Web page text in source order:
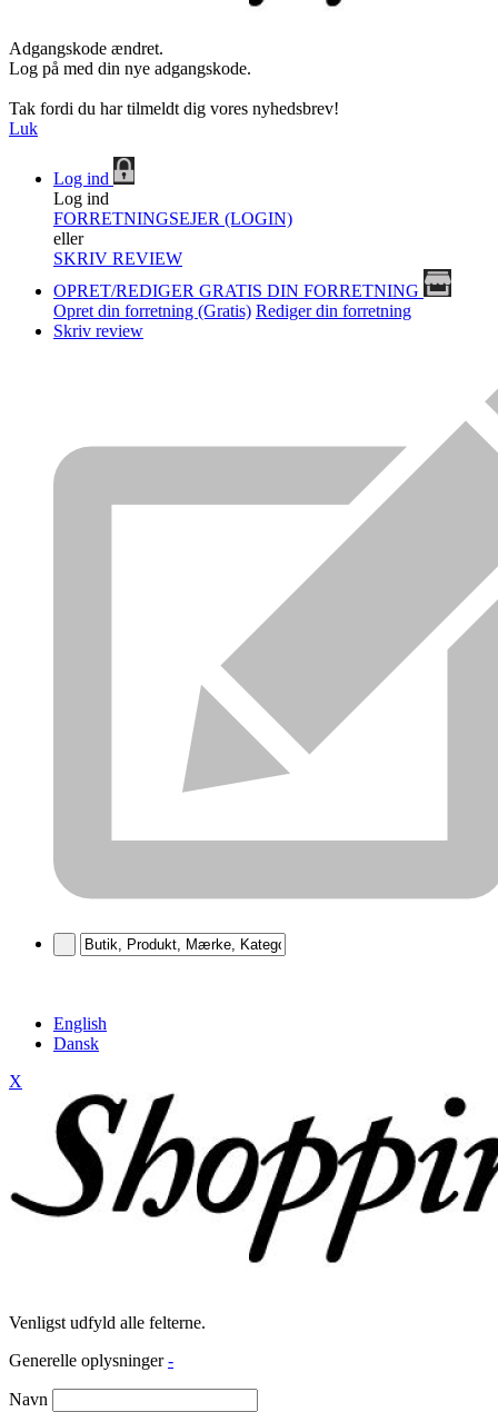
Adgangskode ændret.
Log på med din nye adgangskode.
Tak fordi du har tilmeldt dig vores nyhedsbrev!
Luk
Log ind
Log ind
FORRETNINGSEJER (LOGIN)
eller
SKRIV REVIEW
OPRET/REDIGER GRATIS DIN FORRETNING
Opret din forretning (Gratis) Rediger din forretning
Skriv review
English
Dansk
X
Venligst udfyld alle felterne.
Generelle oplysninger -
Navn